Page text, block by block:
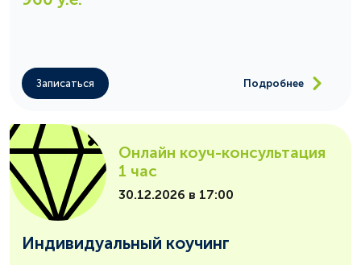
Записаться Подробнее
Онлайн коуч-консультация
1 час
30.12.2026 в 17:00
Индивидуальный коучинг